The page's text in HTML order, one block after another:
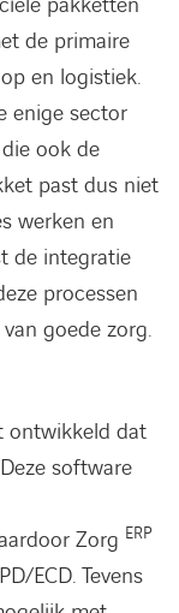
de primaire
en logistiek.
enige sector
ook de
past dus niet
werken en
de integratie
processen
goede zorg.
ontwikkeld dat
software
Zorg ERP
ECD. Tevens